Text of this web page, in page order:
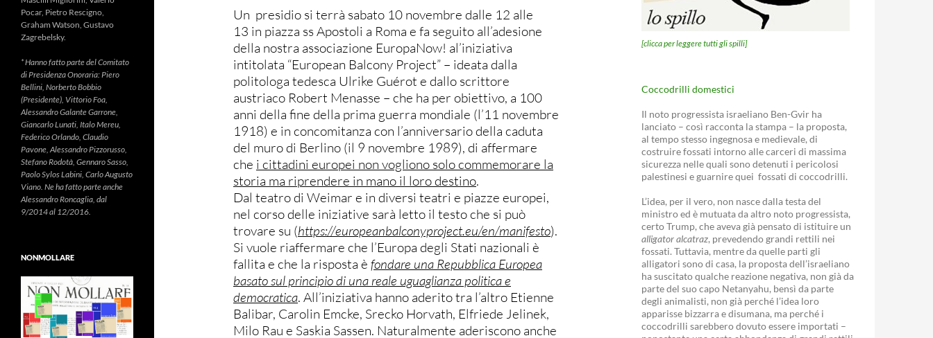
Un presidio si terrà sabato 10 novembre dalle 12 alle
13 in piazza ss Apostoli a Roma e fa seguito all’adesione
della nostra associazione EuropaNow! al’iniziativa
intitolata “European Balcony Project” – ideata dalla
politologa tedesca Ulrike Guérot e dallo scrittore
austriaco Robert Menasse – che ha per obiettivo, a 100
anni della fine della prima guerra mondiale (l’11 novembre
1918) e in concomitanza con l’anniversario della caduta
del muro di Berlino (il 9 novembre 1989), di affermare
che i cittadini europei non vogliono solo commemorare la
storia ma riprendere in mano il loro destino.
Dal teatro di Weimar e in diversi teatri e piazze europei,
nel corso delle iniziative sarà letto il testo che si può
trovare su (https://europeanbalconyproject.eu/en/manifesto).
Si vuole riaffermare che l’Europa degli Stati nazionali è
fallita e che la risposta è fondare una Repubblica Europea
basato sul principiodi una reale uguaglianza politica e
democratica. All’iniziativa hanno aderito tra l’altro Etienne
Balibar, Carolin Emcke, Srecko Horvath, Elfriede Jelinek,
Milo Rau e Saskia Sassen. Naturalmente aderiscono anche
[clicca per leggere tutti gli spilli]
Coccodrilli domestici
Il noto progressista israeliano Ben-Gvir ha
lanciato – così racconta la stampa – la proposta,
al tempo stesso ingegnosa e medievale, di
costruire fossati intorno alle carceri di massima
sicurezza nelle quali sono detenuti i pericolosi
palestinesi e guarnire quei fossati di coccodrilli.
L’idea, per il vero, non nasce dalla testa del
ministro ed è mutuata da altro noto progressista,
certo Trump, che aveva già pensato di istituire un
alligator alcatraz, prevedendo grandi rettili nei
fossati. Tuttavia, mentre da quelle parti gli
alligatori sono di casa, la proposta dell’israeliano
ha suscitato qualche reazione negativa, non già da
parte del suo capo Netanyahu, bensì da parte
degli animalisti, non già perché l’idea loro
apparisse bizzarra e disumana, ma perché i
coccodrilli sarebbero dovuto essere importati –
Pocar, Pietro Rescigno,
Graham Watson, Gustavo
Zagrebelsky.
* Hanno fatto parte del Comitato
di Presidenza Onoraria: Piero
Bellini, Norberto Bobbio
(Presidente), Vittorio Foa,
Alessandro Galante Garrone,
Giancarlo Lunati, Italo Mereu,
Federico Orlando, Claudio
Pavone, Alessandro Pizzorusso,
Stefano Rodotà, Gennaro Sasso,
Paolo Sylos Labini, Carlo Augusto
Viano. Ne ha fatto parte anche
Alessandro Roncaglia, dal
9/2014 al 12/2016.
NONMOLLARE